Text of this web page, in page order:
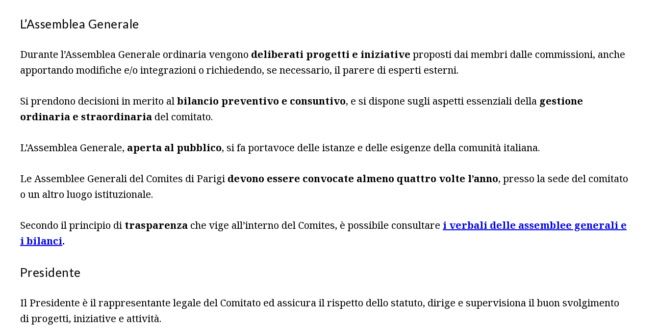
L’Assemblea Generale
Durante l’Assemblea Generale ordinaria vengono deliberati progetti e iniziative proposti dai membri dalle commissioni, anche
apportando modifiche e/o integrazioni o richiedendo, se necessario, il parere di esperti esterni.
Si prendono decisioni in merito albilancio preventivo e consuntivo, e si dispone sugli aspetti essenziali della gestione
ordinaria e straordinaria del comitato.
L’Assemblea Generale, aperta al pubblico, si fa portavoce delle istanze e delle esigenze della comunità italiana.
Le Assemblee Generali del Comites di Parigi devono essere convocate almeno quattro volte l’anno, presso la sede del comitato
o un altro luogo istituzionale.
Secondo il principio di trasparenza che vige all’interno del Comites, è possibile consultare i verbali delle assemblee generali e
i bilanci.
Presidente
Il Presidente è il rappresentante legale del Comitato ed assicura il rispetto dello statuto, dirige e supervisiona il buon svolgimento
di progetti, iniziative e attività.